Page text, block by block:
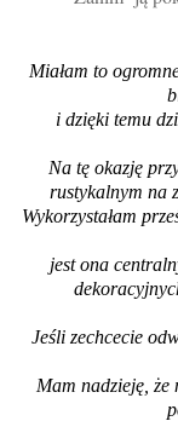
Miałam to
i dzięki temu
Na tę okazję
rustykalnym na
Wykorzystałam
jest ona
Jeśli zechcecie
Mam nadzieję, że